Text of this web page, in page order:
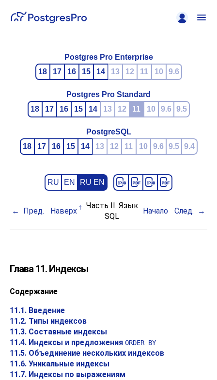
Postgres Pro Enterprise
18
17 16 15 14 13 12 11 10 9.6
Postgres Pro Standard
18
17 16 15 14 13 12 11 10 9.6 9.5
PostgreSQL
18
17 16 15 14 13 12 11 10 9.6 9.5 9.4
RU EN RU EN
Пред. Наверх
Часть II. Язык
SQL
Начало След.
Глава 11. Индексы
Содержание
11.1. Введение
11.2. Типы индексов
11.3. Составные индексы
11.4. Индексы и предложения ORDER BY
11.5. Объединение нескольких индексов
11.6. Уникальные индексы
11.7. Индексы по выражениям